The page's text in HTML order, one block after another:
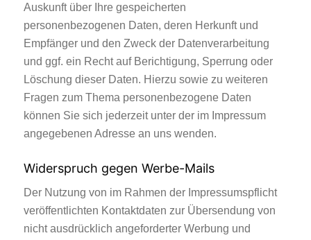
Auskunft über Ihre gespeicherten
personenbezogenen Daten, deren Herkunft und
Empfänger und den Zweck der Datenverarbeitung
und ggf. ein Recht auf Berichtigung, Sperrung oder
Löschung dieser Daten. Hierzu sowie zu weiteren
Fragen zum Thema personenbezogene Daten
können Sie sich jederzeit unter der im Impressum
angegebenen Adresse an uns wenden.
Widerspruch gegen Werbe-Mails
Der Nutzung von im Rahmen der Impressumspflicht
veröffentlichten Kontaktdaten zur Übersendung von
nicht ausdrücklich angeforderter Werbung und